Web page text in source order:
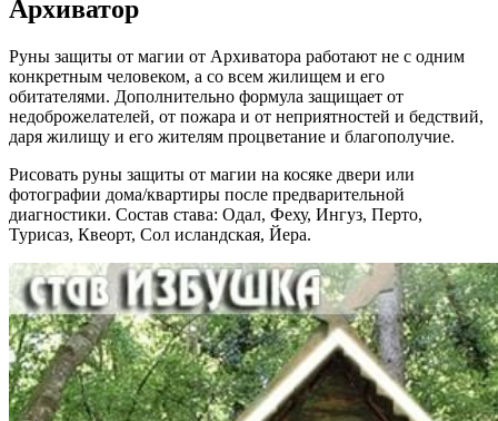
Архиватор
Руны защиты от магии от Архиватора работают не с одним
конкретным человеком, а со всем жилищем и его
обитателями. Дополнительно формула защищает от
недоброжелателей, от пожара и от неприятностей и бедствий,
даря жилищу и его жителям процветание и благополучие.
Рисовать руны защиты от магии на косяке двери или
фотографии дома/квартиры после предварительной
диагностики. Состав става: Одал, Феху, Ингуз, Перто,
Турисаз, Квеорт, Сол исландская, Йера.